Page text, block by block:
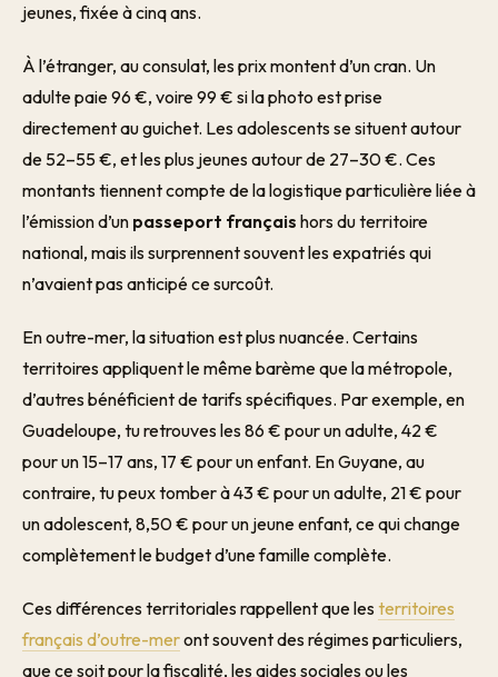
jeunes, fixée à cinq ans.
À l’étranger, au consulat, les prix montent d’un cran. Un
adulte paie 96 €, voire 99 € si la photo est prise
directement au guichet. Les adolescents se situent autour
de 52–55 €, et les plus jeunes autour de 27–30 €. Ces
montants tiennent compte de la logistique particulière liée à
l’émission d’un passeport français hors du territoire
national, mais ils surprennent souvent les expatriés qui
n’avaient pas anticipé ce surcoût.
En outre-mer, la situation est plus nuancée. Certains
territoires appliquent le même barème que la métropole,
d’autres bénéficient de tarifs spécifiques. Par exemple, en
Guadeloupe, tu retrouves les 86 € pour un adulte, 42 €
pour un 15–17 ans, 17 € pour un enfant. En Guyane, au
contraire, tu peux tomber à 43 € pour un adulte, 21 € pour
un adolescent, 8,50 € pour un jeune enfant, ce qui change
complètement le budget d’une famille complète.
Ces différences territoriales rappellent que les territoires
français d’outre-meront souvent des régimes particuliers,
que ce soit pour la fiscalité, les aides sociales ou les